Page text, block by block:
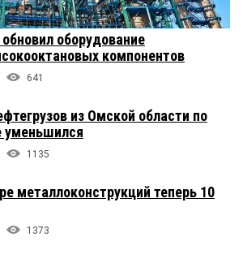
оборудование
компонентов
641
из Омской области по
уменьшился
1135
металлоконструкций теперь 10
1373